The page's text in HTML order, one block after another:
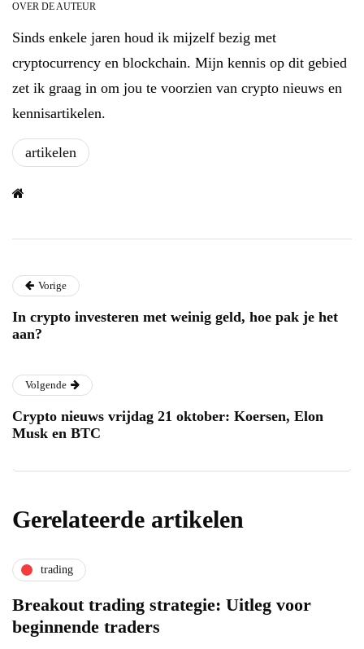
OVER DE AUTEUR
Sinds enkele jaren houd ik mijzelf bezig met
cryptocurrency en blockchain. Mijn kennis op dit gebied
zet ik graag in om jou te voorzien van crypto nieuws en
kennisartikelen.
artikelen
Vorige
In crypto investeren met weinig geld, hoe pak je het
aan?
Volgende
Crypto nieuws vrijdag 21 oktober: Koersen, Elon
Musk en BTC
Gerelateerde artikelen
trading
Breakout trading strategie: Uitleg voor
beginnende traders